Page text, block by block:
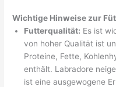
Wichtige Hinweise zur
Futterqualität: Es ist
von hoher Qualität ist
Proteine, Fette,
enthält. Labradore
ist eine ausgewogene